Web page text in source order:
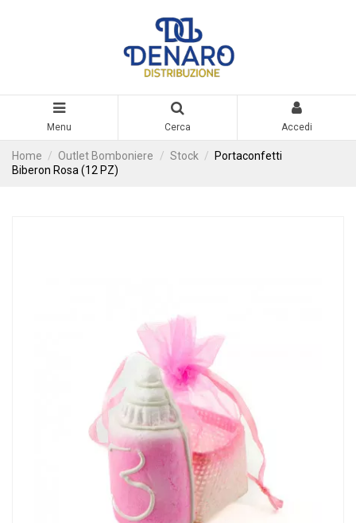
Menu Cerca Accedi
Home Outlet Bomboniere Stock
Portaconfetti
Biberon Rosa (12 PZ)